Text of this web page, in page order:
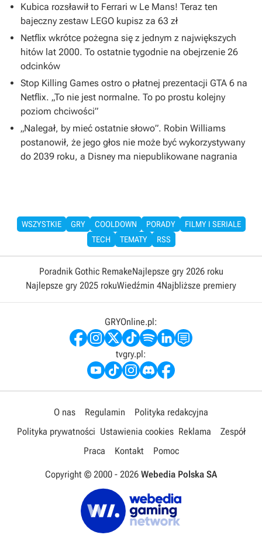
Kubica rozsławił to Ferrari w Le Mans! Teraz ten
bajeczny zestaw LEGO kupisz za 63 zł
Netflix wkrótce pożegna się z jednym z największych
hitów lat 2000. To ostatnie tygodnie na obejrzenie 26
odcinków
Stop Killing Games ostro o płatnej prezentacji GTA 6 na
Netflix. „To nie jest normalne. To po prostu kolejny
poziom chciwości”
„Nalegał, by mieć ostatnie słowo”. Robin Williams
postanowił, że jego głos nie może być wykorzystywany
do 2039 roku, a Disney ma niepublikowane nagrania
WSZYSTKIE GRY COOLDOWN PORADY
FILMY I SERIALE
TECH
TEMATY RSS
Poradnik Gothic RemakeNajlepsze gry 2026 roku
Najlepsze gry 2025 rokuWiedźmin 4Najbliższe premiery
GRYOnline.pl:
tvgry.pl:
O nas Regulamin
Polityka redakcyjna
Polityka prywatności Ustawienia cookies Reklama
Zespół
Praca
Kontakt Pomoc
Copyright © 2000 - 2026 Webedia Polska SA